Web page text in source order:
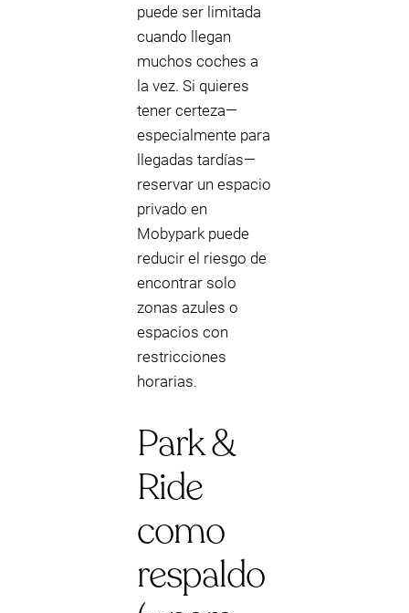
puede ser limitada
cuando llegan
muchos coches a
la vez. Si quieres
tener certeza—
especialmente para
llegadas tardías—
reservar un espacio
privado en
Mobypark puede
reducir el riesgo de
encontrar solo
zonas azules o
espacios con
restricciones
horarias.
Park &
Ride
como
respaldo